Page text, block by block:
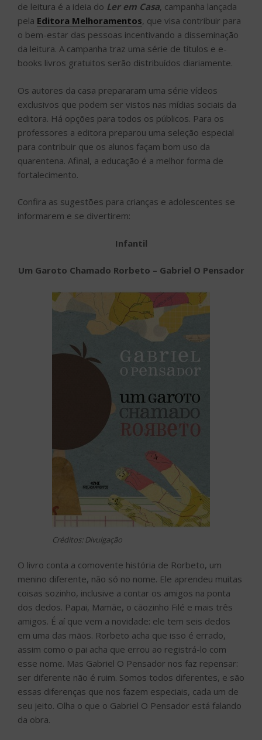
de leitura é a ideia do Ler em Casa, campanha lançada
pela Editora Melhoramentos, que visa contribuir para
o bem-estar das pessoas incentivando a disseminação
da leitura. A campanha traz uma série de títulos e e-
books livros gratuitos serão distribuídos diariamente.
Os autores da casa prepararam uma série vídeos
exclusivos que podem ser vistos nas mídias sociais da
editora. Há opções para todos os públicos. Para os
professores a editora preparou uma seleção especial
para contribuir que os alunos façam bom uso da
quarentena. Afinal, a educação é a melhor forma de
fortalecimento.
Confira as sugestões para crianças e adolescentes se
informarem e se divertirem:
Infantil
Um Garoto Chamado Rorbeto – Gabriel O Pensador
Créditos: Divulgação
O livro conta a comovente história de Rorbeto, um
menino diferente, não só no nome. Ele aprendeu muitas
coisas sozinho, inclusive a contar os amigos na ponta
dos dedos. Papai, Mamãe, o cãozinho Filé e mais três
amigos. É aí que vem a novidade: ele tem seis dedos
em uma das mãos. Rorbeto acha que isso é errado,
assim como o pai acha que errou ao registrá-lo com
esse nome. Mas Gabriel O Pensador nos faz repensar:
ser diferente não é ruim. Somos todos diferentes, e são
essas diferenças que nos fazem especiais, cada um de
seu jeito. Olha o que o Gabriel O Pensador está falando
da obra.